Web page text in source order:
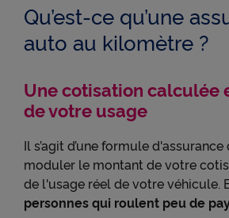
Qu’est-ce qu’une
auto au kilomètre ?
Une cotisation calculée
de votre usage
Il s’agit d’une formule
moduler le montant de votre
de l'usage réel de votre véhicule.
personnes qui roulent peu de